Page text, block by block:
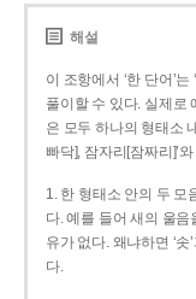
해설
이 조항에서 ‘한 단어’
풀이할 수 있다. 실제로
은 모두 하나의 형태소
빠닥], 잠자리[잠짜리]’
1. 한 형태소 안의 두 모
다. 예를 들어 새의 울음
유가 없다. 왜냐하면 ‘솟
다.